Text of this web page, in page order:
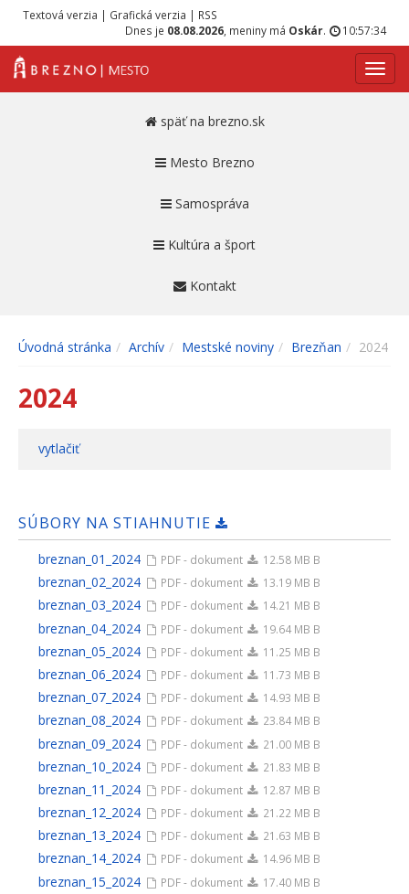
Textová verzia | Grafická verzia | RSS
Dnes je 08.08.2026 , meniny má Oskár. 10:57:34
späť na brezno.sk
Mesto Brezno
Samospráva
Kultúra a šport
Kontakt
Úvodná stránka Archív Mestské noviny Brezňan 2024
2024
vytlačiť
SÚBORY NA STIAHNUTIE
breznan_01_2024 PDF - dokument 12.58 MB B
breznan_02_2024 PDF - dokument 13.19 MB B
breznan_03_2024 PDF - dokument 14.21 MB B
breznan_04_2024 PDF - dokument 19.64 MB B
breznan_05_2024 PDF - dokument 11.25 MB B
breznan_06_2024 PDF - dokument 11.73 MB B
breznan_07_2024 PDF - dokument 14.93 MB B
breznan_08_2024 PDF - dokument 23.84 MB B
breznan_09_2024 PDF - dokument 21.00 MB B
breznan_10_2024 PDF - dokument 21.83 MB B
breznan_11_2024 PDF - dokument 12.87 MB B
breznan_12_2024 PDF - dokument 21.22 MB B
breznan_13_2024 PDF - dokument 21.63 MB B
breznan_14_2024 PDF - dokument 14.96 MB B
breznan_15_2024 PDF - dokument 17.40 MB B